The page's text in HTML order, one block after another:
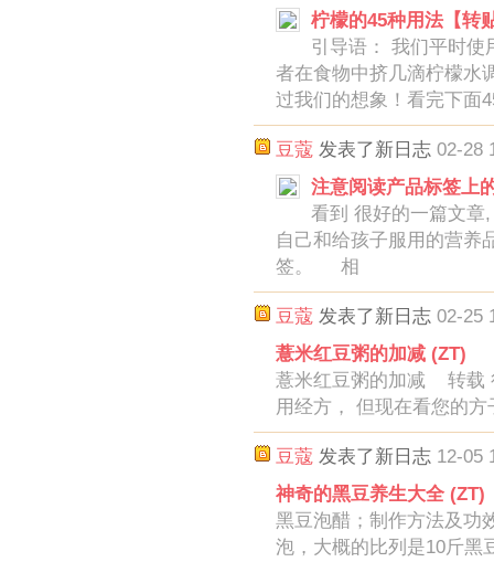
柠檬的45种用法【转
引导语： 我们平时使
者在食物中挤几滴柠檬水
过我们的想象！看完下面
豆蔻 发表了新日志 02-28
注意阅读产品标签上
看到 很好的一篇文章
自己和给孩子服用的营养
签。 相
豆蔻 发表了新日志 02-25
薏米红豆粥的加减 (ZT)
薏米红豆粥的加减 转载
用经方， 但现在看您的方
豆蔻 发表了新日志 12-05
神奇的黑豆养生大全 (ZT)
黑豆泡醋；制作方法及功
泡，大概的比列是10斤黑